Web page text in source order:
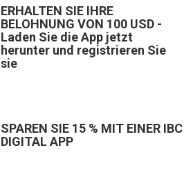
ERHALTEN SIE IHRE
BELOHNUNG VON 100 USD -
Laden Sie die App jetzt
herunter und registrieren Sie
sie
SPAREN SIE 15 % MIT EINER IBC
DIGITAL APP